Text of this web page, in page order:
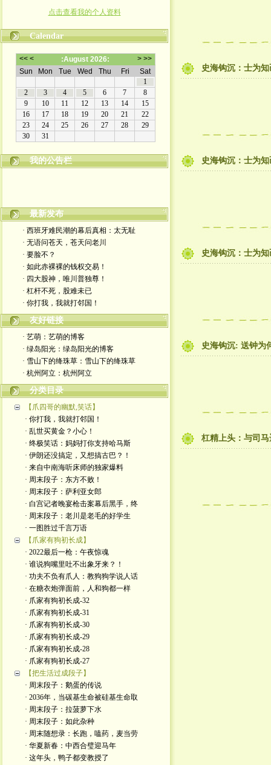
点击查看我的个人资料
Calendar
我的公告栏
嬉笑怒骂皆文章，酸甜苦辣铸人生
最新发布
· 西班牙难民潮的幕后真相：太无耻
· 无语问苍天，苍天问老川
· 要脸不？
· 如此赤裸裸的钱权交易！
· 四大股神，唯川普独尊！
· 杠杆不死，股难未已
· 你打我，我就打邻国！
友好链接
· 艺萌：艺萌的博客
· 绿岛阳光：绿岛阳光的博客
· 雪山下的绛珠草：雪山下的绛珠草
· 杭州阿立：杭州阿立
分类目录
【爪四哥的幽默,笑话】
· 你打我，我就打邻国！
· 乱世买黄金？小心！
· 终极笑话：妈妈打你支持哈马斯
· 伊朗还没搞定，又想搞古巴？！
· 来自中南海听床师的独家爆料
· 周末段子：东方不败！
· 周末段子：萨利亚女郎
· 白宫记者晚宴枪击案幕后黑手，终
· 周末段子：老川是老毛的好学生
· 一图胜过千言万语
【爪家有狗初长成】
· 2022最后一枪：午夜惊魂
· 谁说狗嘴里吐不出象牙来？！
· 功夫不负有爪人：教狗狗学说人话
· 在糖衣炮弹面前，人和狗都一样
· 爪家有狗初长成-32
· 爪家有狗初长成-31
· 爪家有狗初长成-30
· 爪家有狗初长成-29
· 爪家有狗初长成-28
· 爪家有狗初长成-27
【把生活过成段子】
· 周末段子：鹅蛋的传说
· 2036年，当碳基生命被硅基生命取
· 周末段子：拉菠萝下水
· 周末段子：如此杂种
· 周末随想录：长跑，嗑药，麦当劳
· 华夏新春：中西合璧迎马年
· 这年头，鸭子都变教授了
史海钩沉：士为
史海钩沉：士为
史海钩沉：士为
史海钩沉: 送钟为
杠精上头：与司